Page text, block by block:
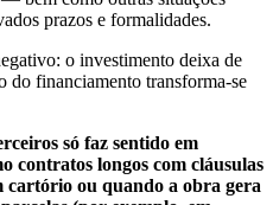
prazos e formalidades.
o investimento deixa de
do financiamento transforma-se
só faz sentido em
contratos longos com cláusulas
cartório ou quando a obra gera